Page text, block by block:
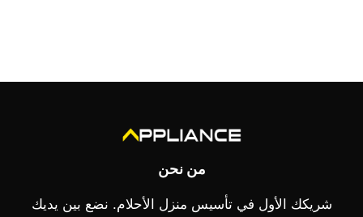
من نحن
شريكك الأول في تأسيس منزل الأحلام. نضع بين يديك